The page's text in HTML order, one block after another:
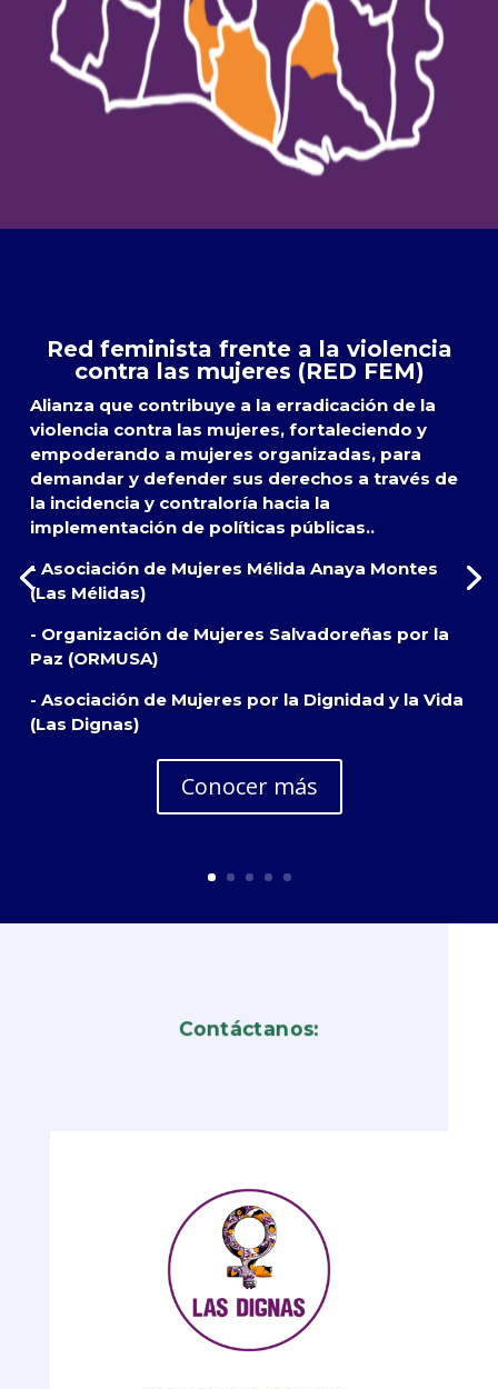
Red feminista frente a la violencia
contra las mujeres (RED FEM)
Alianza que contribuye a la erradicación de la
violencia contra las mujeres, fortaleciendo y
empoderando a mujeres organizadas, para
demandar y defender sus derechos a través de
la incidencia y contraloría hacia la
implementación de políticas públicas..
- Asociación de Mujeres Mélida Anaya Montes
(Las Mélidas)
- Organización de Mujeres Salvadoreñas por la
Paz (ORMUSA)
- Asociación de Mujeres por la Dignidad y la Vida
(Las Dignas)
Conocer más
Contáctanos: